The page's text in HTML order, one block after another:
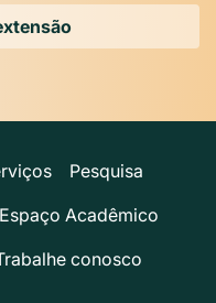
Pesquisa
Espaço Acadêmico
conosco